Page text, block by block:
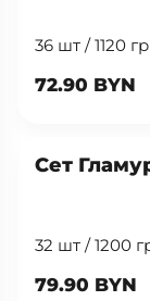
36 шт / 1120 гр
72.90 BYN
Сет
32 шт / 1200
79.90 BYN